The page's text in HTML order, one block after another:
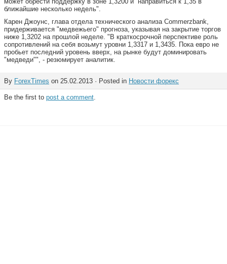
ближайшие несколько недель".
Карен Джоунс, глава отдела технического анализа Commerzbank,
придерживается "медвежьего" прогноза, указывая на закрытие торгов
ниже 1,3202 на прошлой неделе. "В краткосрочной перспективе роль
сопротивлений на себя возьмут уровни 1,3317 и 1,3435. Пока евро не
пробьет последний уровень вверх, на рынке будут доминировать
"медведи"", - резюмирует аналитик.
By ForexTimes on 25.02.2013 · Posted in Новости форекс
Be the first to post a comment.